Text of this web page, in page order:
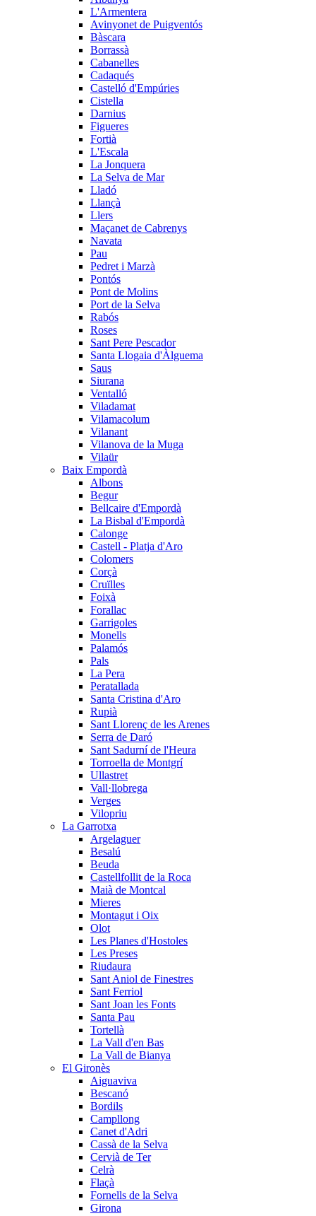
L'Armentera
Avinyonet de Puigventós
Bàscara
Borrassà
Cabanelles
Cadaqués
Castelló d'Empúries
Cistella
Darnius
Figueres
Fortià
L'Escala
La Jonquera
La Selva de Mar
Lladó
Llançà
Llers
Maçanet de Cabrenys
Navata
Pau
Pedret i Marzà
Pontós
Pont de Molins
Port de la Selva
Rabós
Roses
Sant Pere Pescador
Santa Llogaia d'Àlguema
Saus
Siurana
Ventalló
Viladamat
Vilamacolum
Vilanant
Vilanova de la Muga
Vilaür
Baix Empordà
Albons
Begur
Bellcaire d'Empordà
La Bisbal d'Empordà
Calonge
Castell - Platja d'Aro
Colomers
Corçà
Cruïlles
Foixà
Forallac
Garrigoles
Monells
Palamós
Pals
La Pera
Peratallada
Santa Cristina d'Aro
Rupià
Sant Llorenç de les Arenes
Serra de Daró
Sant Sadurní de l'Heura
Torroella de Montgrí
Ullastret
Vall·llobrega
Verges
Vilopriu
La Garrotxa
Argelaguer
Besalú
Beuda
Castellfollit de la Roca
Maià de Montcal
Mieres
Montagut i Oix
Olot
Les Planes d'Hostoles
Les Preses
Riudaura
Sant Aniol de Finestres
Sant Ferriol
Sant Joan les Fonts
Santa Pau
Tortellà
La Vall d'en Bas
La Vall de Bianya
El Gironès
Aiguaviva
Bescanó
Bordils
Campllong
Canet d'Adri
Cassà de la Selva
Cervià de Ter
Celrà
Flaçà
Fornells de la Selva
Girona